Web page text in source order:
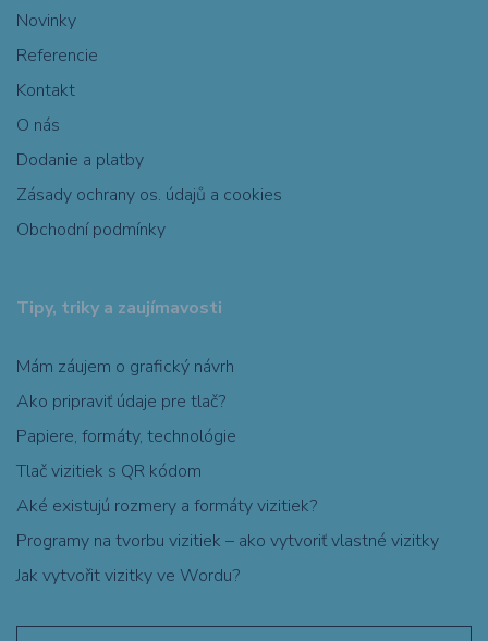
Novinky
Referencie
Kontakt
O nás
Dodanie a platby
Zásady ochrany os. údajů a cookies
Obchodní podmínky
Tipy, triky a zaujímavosti
Mám záujem o grafický návrh
Ako pripraviť údaje pre tlač?
Papiere, formáty, technológie
Tlač vizitiek s QR kódom
Aké existujú rozmery a formáty vizitiek?
Programy na tvorbu vizitiek – ako vytvoriť vlastné vizitky
Jak vytvořit vizitky ve Wordu?